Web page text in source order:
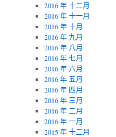
2016 年 十二月
2016 年 十一月
2016 年 十月
2016 年 九月
2016 年 八月
2016 年 七月
2016 年 六月
2016 年 五月
2016 年 四月
2016 年 三月
2016 年 二月
2016 年 一月
2015 年 十二月